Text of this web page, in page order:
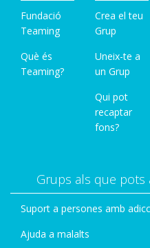
Fundació
Teaming
Què és
Teaming?
Crea el teu
Grup
Uneix-te a
un Grup
Qui pot
recaptar
fons?
Grups als que pots
Suport a persones amb
Ajuda a malalts